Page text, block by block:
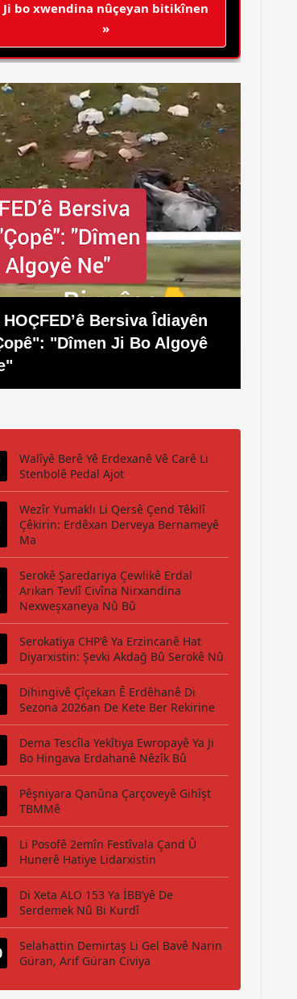
Ji bo xwendina nûçeyan bitikînen
»
Walîyê Berê Yê Erdexanê Vê Carê Li
Stenbolê Pedal Ajot
Wezîr Yumaklı Li Qersê Çend Têkilî
Çêkirin: Erdêxan Derveya Bernameyê
Ma
Serokê Şaredariya Çewlikê Erdal
Arıkan Tevlî Civîna Nirxandina
Nexweşxaneya Nû Bû
Serokatiya CHP'ê Ya Erzincanê Hat
Diyarxistin: Şevki Akdağ Bû Serokê Nû
Dihingivê Çîçekan Ê Erdêhanê Di
Sezona 2026an De Kete Ber Rekirine
Dema Tescîla Yekîtiya Ewropayê Ya Ji
Bo Hingava Erdahanê Nêzîk Bû
Pêşniyara Qanûna Çarçoveyê Gihîşt
TBMMê
Li Posofê 2emîn Festîvala Çand Û
Hunerê Hatiye Lidarxistin
Di Xeta ALO 153 Ya İBB’yê De
Serdemek Nû Bi Kurdî
Selahattin Demirtaş Li Gel Bavê Narin
Güran, Arif Güran Civiya